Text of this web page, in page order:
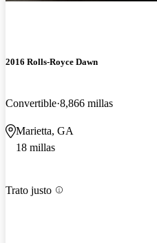
2016 Rolls-Royce Dawn
Convertible 8,866 millas
Marietta, GA
18 millas
Trato justo